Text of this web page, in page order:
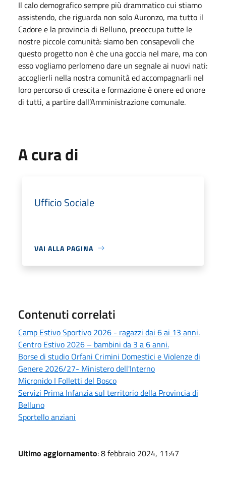
Il calo demografico sempre più drammatico cui stiamo
assistendo, che riguarda non solo Auronzo, ma tutto il
Cadore e la provincia di Belluno, preoccupa tutte le
nostre piccole comunità: siamo ben consapevoli che
questo progetto non è che una goccia nel mare, ma con
esso vogliamo perlomeno dare un segnale ai nuovi nati:
accoglierli nella nostra comunità ed accompagnarli nel
loro percorso di crescita e formazione è onere ed onore
di tutti, a partire dall’Amministrazione comunale.
A cura di
Ufficio Sociale
VAI ALLA PAGINA
Contenuti correlati
Camp Estivo Sportivo 2026 - ragazzi dai 6 ai 13 anni.
Centro Estivo 2026 – bambini da 3 a 6 anni.
Borse di studio Orfani Crimini Domestici e Violenze di
Genere 2026/27- Ministero dell'Interno
Micronido I Folletti del Bosco
Servizi Prima Infanzia sul territorio della Provincia di
Belluno
Sportello anziani
Ultimo aggiornamento: 8 febbraio 2024, 11:47